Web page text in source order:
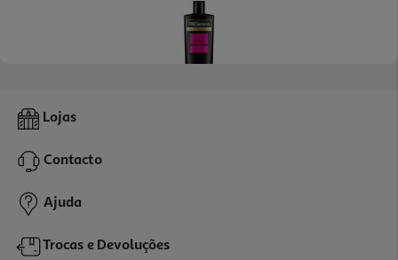
Champô Tresemmé 24 Horas Volume 400ml
3,83 €
Lojas
Contacto
Ajuda
Trocas e Devoluções